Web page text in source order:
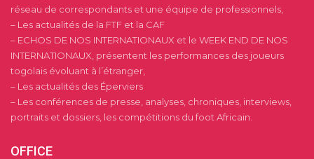
réseau de correspondants et une équipe de professionnels,
– Les actualités de la FTF et la CAF
– ECHOS DE NOS INTERNATIONAUX et le WEEK END DE NOS
INTERNATIONAUX, présentent les performances des joueurs
togolais évoluant à l’étranger,
– Les actualités des Éperviers
– Les conférences de presse, analyses, chroniques, interviews,
portraits et dossiers, les compétitions du foot Africain.
OFFICE